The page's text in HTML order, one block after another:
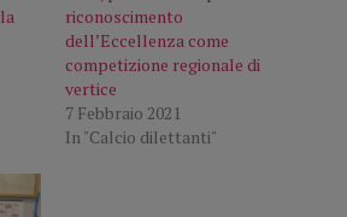
riconoscimento
dell’Eccellenza come
competizione regionale di
vertice
7 Febbraio 2021
In "Calcio dilettanti"